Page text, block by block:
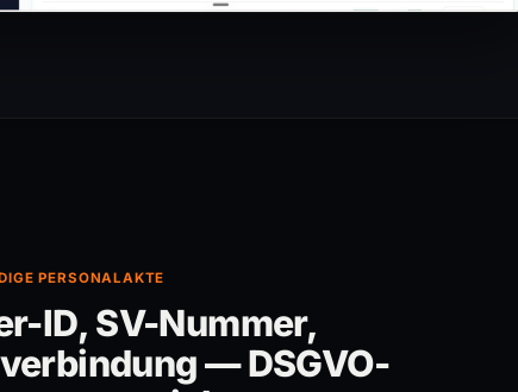
PERSONALAKTE
ID, SV-Nummer,
— DSGVO-